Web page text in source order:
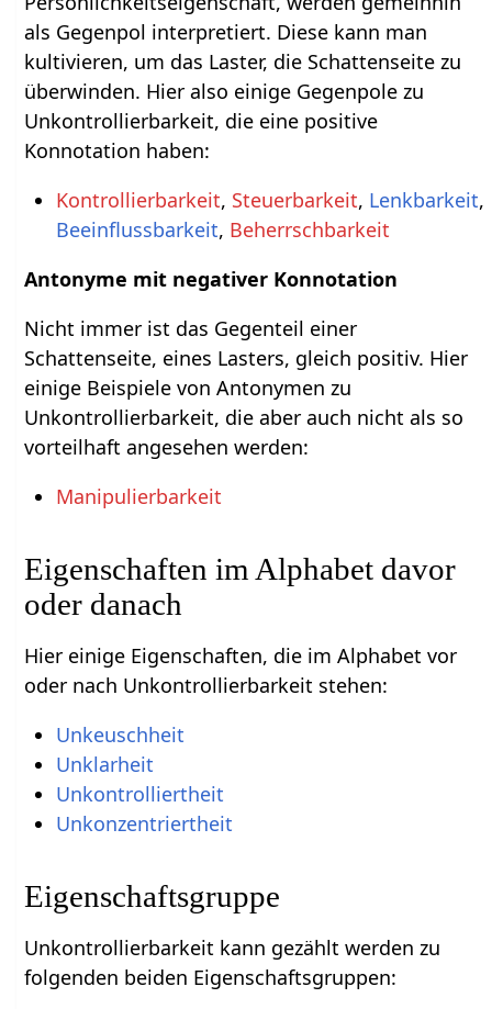
als Gegenpol interpretiert. Diese kann man
kultivieren, um das Laster, die Schattenseite zu
überwinden. Hier also einige Gegenpole zu
Unkontrollierbarkeit, die eine positive
Konnotation haben:
Kontrollierbarkeit, Steuerbarkeit, Lenkbarkeit,
Beeinflussbarkeit, Beherrschbarkeit
Antonyme mit negativer Konnotation
Nicht immer ist das Gegenteil einer
Schattenseite, eines Lasters, gleich positiv. Hier
einige Beispiele von Antonymen zu
Unkontrollierbarkeit, die aber auch nicht als so
vorteilhaft angesehen werden:
Manipulierbarkeit
Eigenschaften im Alphabet davor
oder danach
Hier einige Eigenschaften, die im Alphabet vor
oder nach Unkontrollierbarkeit stehen:
Unkeuschheit
Unklarheit
Unkontrolliertheit
Unkonzentriertheit
Eigenschaftsgruppe
Unkontrollierbarkeit kann gezählt werden zu
folgenden beiden Eigenschaftsgruppen: